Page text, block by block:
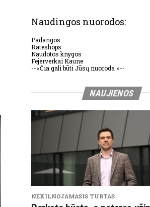
Naudingos nuorodos:
Padangos
Rateshops
Naudotos knygos
Fejerverkai Kaune
-->Čia gali būti Jūsų nuoroda <--
NAUJIENOS
NEKILNOJAMASIS TURTAS